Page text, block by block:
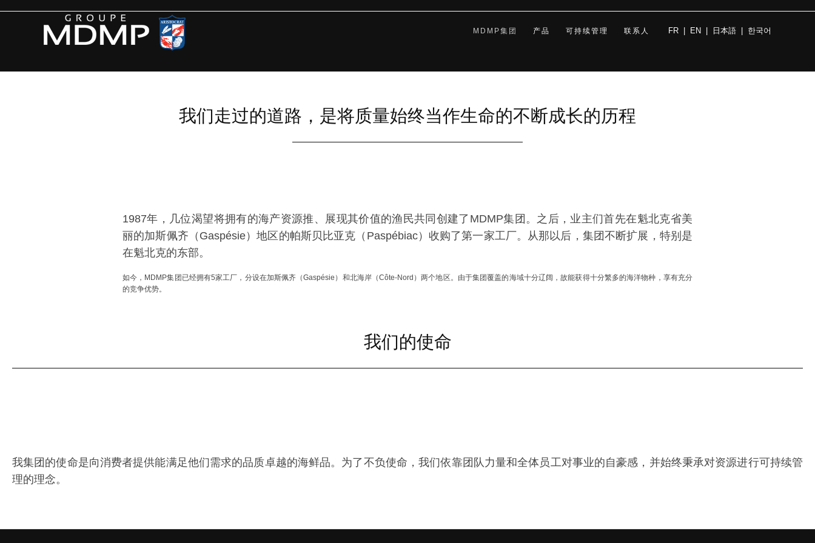
FR| EN 日本語| 한국어
MDMP集团 产品 可持续管理 联系人
我们走过的道路，是将质量始终当作生命的不断成长的历程
1987年，几位渴望将拥有的海产资源推、展现其价值的渔民共同创建了MDMP集团。之后，业主们首先在魁北克省美
丽的加斯佩齐（Gaspésie）地区的帕斯贝比亚克（Paspébiac）收购了第一家工厂。从那以后，集团不断扩展，特别是
在魁北克的东部。
如今，MDMP集团已经拥有5家工厂，分设在加斯佩齐（Gaspésie）和北海岸（Côte-Nord）两个地区。由于集团覆盖的海域十分辽阔，故能获得十分繁多的海洋物种，享有充分
的竞争优势。
我们的使命
我集团的使命是向消费者提供能满足他们需求的品质卓越的海鲜品。为了不负使命，我们依靠团队力量和全体员工对事业的自豪感，并始终秉承对资源进行可持续管
理的理念。